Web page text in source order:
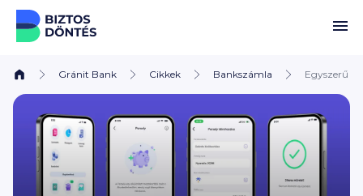
Ugrás a tartalomhoz
Gránit Bank Cikkek Bankszámla Egyszerű